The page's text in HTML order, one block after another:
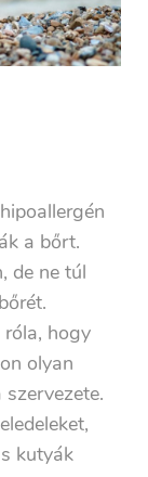
a bőrt.
de ne túl
róla, hogy
olyan
szervezete.
kutyák